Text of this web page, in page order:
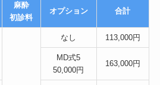
麻酔
初診料
オプション 合計
なし 113,000円
MD式5
50,000円
163,000円